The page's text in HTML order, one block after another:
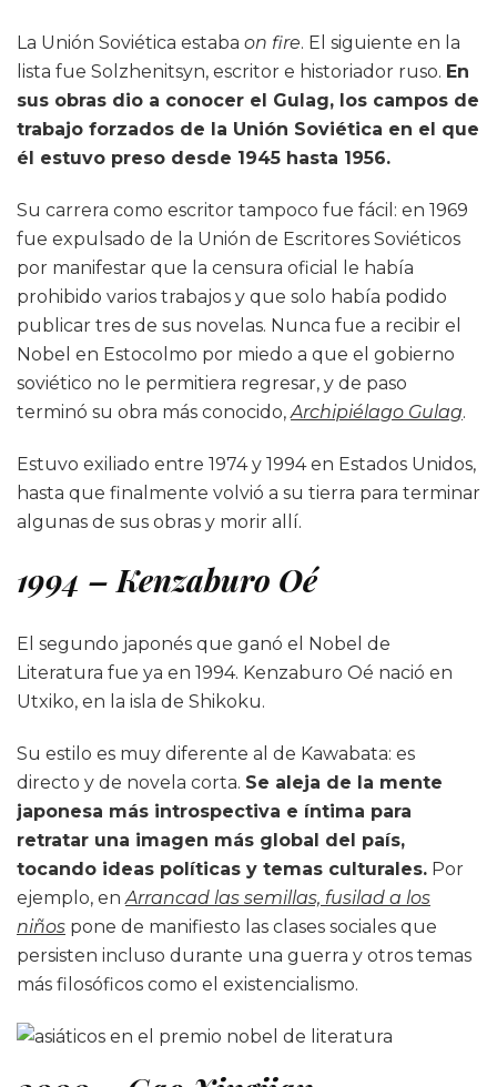
La Unión Soviética estaba on fire. El siguiente en la
lista fue Solzhenitsyn, escritor e historiador ruso. En
sus obras dio a conocer el Gulag, los campos de
trabajo forzados de la Unión Soviética en el que
él estuvo preso desde 1945 hasta 1956.
Su carrera como escritor tampoco fue fácil: en 1969
fue expulsado de la Unión de Escritores Soviéticos
por manifestar que la censura oficial le había
prohibido varios trabajos y que solo había podido
publicar tres de sus novelas. Nunca fue a recibir el
Nobel en Estocolmo por miedo a que el gobierno
soviético no le permitiera regresar, y de paso
terminó su obra más conocido,Archipiélago Gulag.
Estuvo exiliado entre 1974 y 1994 en Estados Unidos,
hasta que finalmente volvió a su tierra para terminar
algunas de sus obras y morir allí.
1994 – Kenzaburo Oé
El segundo japonés que ganó el Nobel de
Literatura fue ya en 1994. Kenzaburo Oé nació en
Utxiko, en la isla de Shikoku.
Su estilo es muy diferente al de Kawabata: es
directo y de novela corta. Se aleja de la mente
japonesa más introspectiva e íntima para
retratar una imagen más global del país,
tocando ideas políticas y temas culturales. Por
ejemplo, enArrancad las semillas, fusilad a los
niños pone de manifiesto las clases sociales que
persisten incluso durante una guerra y otros temas
más filosóficos como el existencialismo.